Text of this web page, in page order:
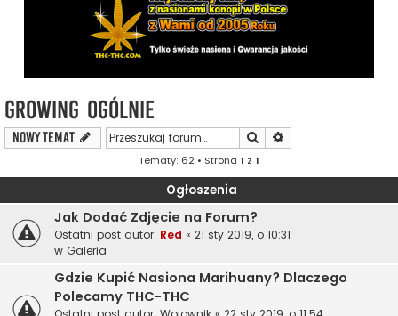
Growing Ogólnie
NOWY TEMAT Szukaj
Tematy: 62 • Strona 1 z 1
Ogłoszenia
Jak Dodać Zdjęcie na Forum?
Ostatni post autor: Red « 21 sty 2019, o 10:31
w Galeria
Gdzie Kupić Nasiona Marihuany? Dlaczego
Polecamy THC-THC